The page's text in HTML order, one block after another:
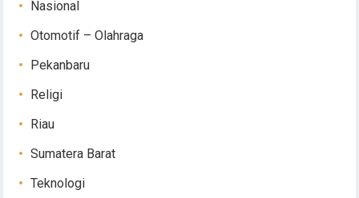
Nasional
Otomotif – Olahraga
Pekanbaru
Religi
Riau
Sumatera Barat
Teknologi